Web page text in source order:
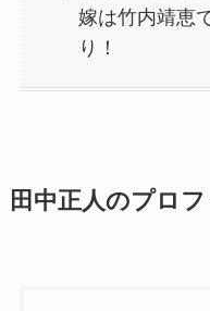
嫁は竹内靖恵
り！
田中正人のプロ